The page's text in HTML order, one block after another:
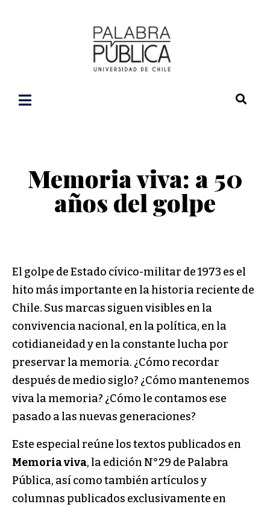
Memoria viva: a 50
años del golpe
El golpe de Estado cívico-militar de 1973 es el
hito más importante en la historia reciente de
Chile. Sus marcas siguen visibles en la
convivencia nacional, en la política, en la
cotidianeidad y en la constante lucha por
preservar la memoria. ¿Cómo recordar
después de medio siglo? ¿Cómo mantenemos
viva la memoria? ¿Cómo le contamos ese
pasado a las nuevas generaciones?
Este especial reúne los textos publicados en
Memoria viva, la edición N°29 de Palabra
Pública, así como también artículos y
columnas publicados exclusivamente en